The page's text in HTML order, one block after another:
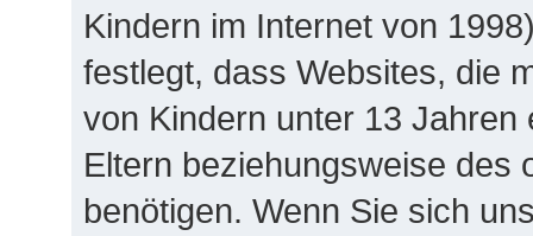
Kindern im Internet von
festlegt, dass Websites, die
von Kindern unter 13
Eltern beziehungsweise des
benötigen. Wenn Sie sich